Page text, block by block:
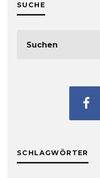
SUCHE
SCHLAGWÖRTER